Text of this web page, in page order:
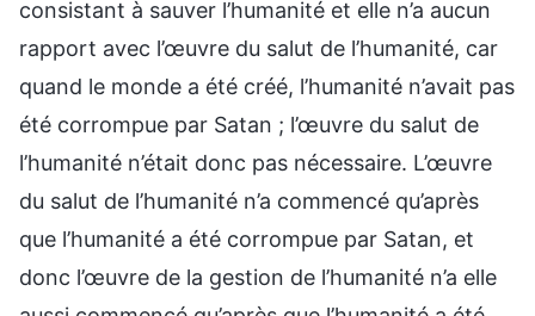
consistant à sauver l’humanité et elle n’a aucun
rapport avec l’œuvre du salut de l’humanité, car
quand le monde a été créé, l’humanité n’avait pas
été corrompue par Satan ; l’œuvre du salut de
l’humanité n’était donc pas nécessaire. L’œuvre
du salut de l’humanité n’a commencé qu’après
que l’humanité a été corrompue par Satan, et
donc l’œuvre de la gestion de l’humanité n’a elle